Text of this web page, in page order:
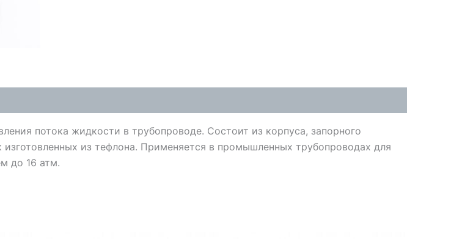
потока жидкости в трубопроводе. Состоит из корпуса, запорного
из тефлона. Применяется в промышленных трубопроводах для
до 16 атм.